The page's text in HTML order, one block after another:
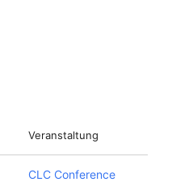
Veranstaltung
CLC Conference